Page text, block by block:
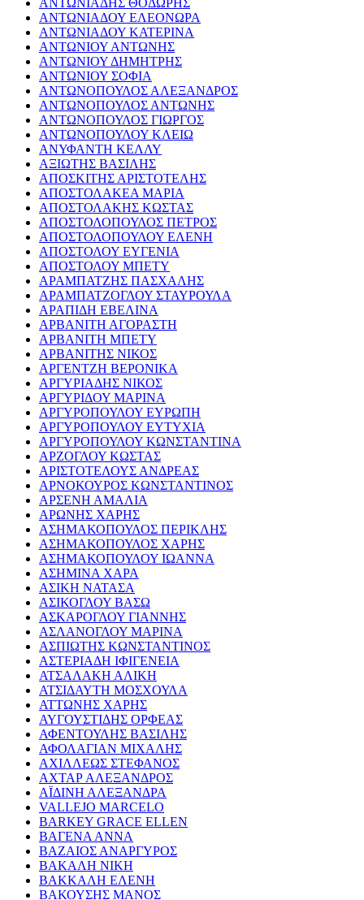
ΑΝΤΩΝΙΑΔΗΣ ΘΟΔΩΡΗΣ
ΑΝΤΩΝΙΑΔΟΥ ΕΛΕΟΝΩΡΑ
ΑΝΤΩΝΙΑΔΟΥ ΚΑΤΕΡΙΝΑ
ΑΝΤΩΝΙΟΥ ΑΝΤΩΝΗΣ
ΑΝΤΩΝΙΟΥ ΔΗΜΗΤΡΗΣ
ΑΝΤΩΝΙΟΥ ΣΟΦΙΑ
ΑΝΤΩΝΟΠΟΥΛΟΣ ΑΛΕΞΑΝΔΡΟΣ
ΑΝΤΩΝΟΠΟΥΛΟΣ ΑΝΤΩΝΗΣ
ΑΝΤΩΝΟΠΟΥΛΟΣ ΓΙΩΡΓΟΣ
ΑΝΤΩΝΟΠΟΥΛΟΥ ΚΛΕΙΩ
ΑΝΥΦΑΝΤΗ ΚΕΛΛΥ
ΑΞΙΩΤΗΣ ΒΑΣΙΛΗΣ
ΑΠΟΣΚΙΤΗΣ ΑΡΙΣΤΟΤΕΛΗΣ
ΑΠΟΣΤΟΛΑΚΕΑ ΜΑΡΙΑ
ΑΠΟΣΤΟΛΑΚΗΣ ΚΩΣΤΑΣ
ΑΠΟΣΤΟΛΟΠΟΥΛΟΣ ΠΕΤΡΟΣ
ΑΠΟΣΤΟΛΟΠΟΥΛΟΥ ΕΛΕΝΗ
ΑΠΟΣΤΟΛΟΥ ΕΥΓΕΝΙΑ
ΑΠΟΣΤΟΛΟΥ ΜΠΕΤΥ
ΑΡΑΜΠΑΤΖΗΣ ΠΑΣΧΑΛΗΣ
ΑΡΑΜΠΑΤΖΟΓΛΟΥ ΣΤΑΥΡΟΥΛΑ
ΑΡΑΠΙΔΗ ΕΒΕΛΙΝΑ
ΑΡΒΑΝΙΤΗ ΑΓΟΡΑΣΤΗ
ΑΡΒΑΝΙΤΗ ΜΠΕΤΥ
ΑΡΒΑΝΙΤΗΣ ΝΙΚΟΣ
ΑΡΓΕΝΤΖΗ ΒΕΡΟΝΙΚΑ
ΑΡΓΥΡΙΑΔΗΣ ΝΙΚΟΣ
ΑΡΓΥΡΙΔΟΥ ΜΑΡΙΝΑ
ΑΡΓΥΡΟΠΟΥΛΟΥ ΕΥΡΩΠΗ
ΑΡΓΥΡΟΠΟΥΛΟΥ ΕΥΤΥΧΙΑ
ΑΡΓΥΡΟΠΟΥΛΟΥ ΚΩΝΣΤΑΝΤΙΝΑ
ΑΡΖΟΓΛΟΥ ΚΩΣΤΑΣ
ΑΡΙΣΤΟΤΕΛΟΥΣ ΑΝΔΡΕΑΣ
ΑΡΝΟΚΟΥΡΟΣ ΚΩΝΣΤΑΝΤΙΝΟΣ
ΑΡΣΕΝΗ ΑΜΑΛΙΑ
ΑΡΩΝΗΣ ΧΑΡΗΣ
ΑΣΗΜΑΚΟΠΟΥΛΟΣ ΠΕΡΙΚΛΗΣ
ΑΣΗΜΑΚΟΠΟΥΛΟΣ ΧΑΡΗΣ
ΑΣΗΜΑΚΟΠΟΥΛΟΥ ΙΩΑΝΝΑ
ΑΣΗΜΙΝΑ ΧΑΡΑ
ΑΣΙΚΗ ΝΑΤΑΣΑ
ΑΣΙΚΟΓΛΟΥ ΒΑΣΩ
ΑΣΚΑΡΟΓΛΟΥ ΓΙΑΝΝΗΣ
ΑΣΛΑΝΟΓΛΟΥ ΜΑΡΙΝΑ
ΑΣΠΙΩΤΗΣ ΚΩΝΣΤΑΝΤΙΝΟΣ
ΑΣΤΕΡΙΑΔΗ ΙΦΙΓΕΝΕΙΑ
ΑΤΣΑΛΑΚΗ ΑΛΙΚΗ
ΑΤΣΙΔΑΥΤΗ ΜΟΣΧΟΥΛΑ
ΑΤΤΩΝΗΣ ΧΑΡΗΣ
ΑΥΓΟΥΣΤΙΔΗΣ ΟΡΦΕΑΣ
ΑΦΕΝΤΟΥΛΗΣ ΒΑΣΙΛΗΣ
ΑΦΟΛΑΓΙΑΝ ΜΙΧΑΛΗΣ
ΑΧΙΛΛΕΩΣ ΣΤΕΦΑΝΟΣ
ΑΧΤΑΡ ΑΛΕΞΑΝΔΡΟΣ
ΑΪΔΙΝΗ ΑΛΕΞΑΝΔΡΑ
VALLEJO MARCELO
BARKEY GRACE ELLEN
ΒΑΓΕΝΑ ΑΝΝΑ
ΒΑΖΑΙΟΣ ΑΝΑΡΓΥΡΟΣ
ΒΑΚΑΛΗ ΝΙΚΗ
ΒΑΚΚΑΛΗ ΕΛΕΝΗ
ΒΑΚΟΥΣΗΣ ΜΑΝΟΣ